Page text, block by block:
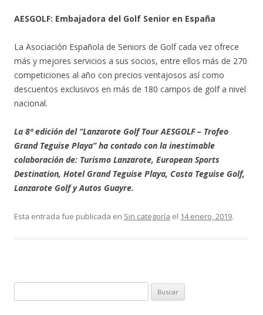
AESGOLF: Embajadora del Golf Senior en España
La Asociación Española de Seniors de Golf cada vez ofrece
más y mejores servicios a sus socios, entre ellos más de 270
competiciones al año con precios ventajosos así como
descuentos exclusivos en más de 180 campos de golf a nivel
nacional.
La 8ª edición del “Lanzarote Golf Tour AESGOLF – Trofeo
Grand Teguise Playa” ha contado con la inestimable
colaboración de: Turismo Lanzarote, European Sports
Destination, Hotel Grand Teguise Playa, Costa Teguise Golf,
Lanzarote Golf y Autos Guayre.
Esta entrada fue publicada en Sin categoría el 14 enero, 2019.